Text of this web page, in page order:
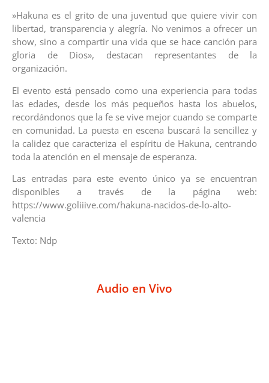
​»Hakuna es el grito de una juventud que quiere vivir con
libertad, transparencia y alegría. No venimos a ofrecer un
show, sino a compartir una vida que se hace canción para
gloria de Dios», destacan representantes de la
organización.
​El evento está pensado como una experiencia para todas
las edades, desde los más pequeños hasta los abuelos,
recordándonos que la fe se vive mejor cuando se comparte
en comunidad. La puesta en escena buscará la sencillez y
la calidez que caracteriza el espíritu de Hakuna, centrando
toda la atención en el mensaje de esperanza.
Las entradas para este evento único ya se encuentran
disponibles a través de la página web:
https://www.goliiive.com/hakuna-nacidos-de-lo-alto-
valencia
Texto: Ndp
Audio en Vivo